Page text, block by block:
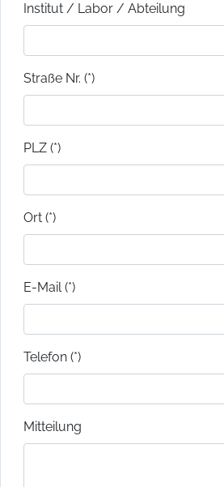
Institut / Labor / Abteilung
Straße Nr. (*)
PLZ (*)
Ort (*)
E-Mail (*)
Telefon (*)
Mitteilung